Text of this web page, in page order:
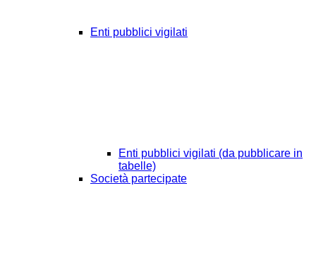
Enti pubblici vigilati
Enti pubblici vigilati (da pubblicare in
tabelle)
Società partecipate